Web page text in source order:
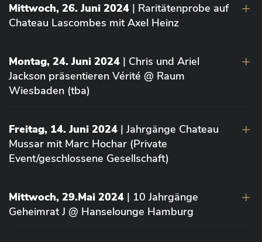
Mittwoch, 26. Juni 2024 | Raritätenprobe auf
Chateau Lascombes mit Axel Heinz
Montag, 24. Juni 2024 | Chris und Ariel
Jackson präsentieren Vérité @ Raum
Wiesbaden (tba)
Freitag, 14. Juni 2024 | Jahrgänge Chateau
Mussar mit Marc Hochar (Private
Event/geschlossene Gesellschaft)
Mittwoch, 29.Mai 2024 | 10 Jahrgänge
Geheimrat J @ Hanselounge Hamburg